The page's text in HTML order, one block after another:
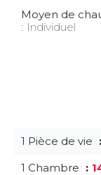
Moyen de
Individuel
1 Pièce de vie
1 Chambre